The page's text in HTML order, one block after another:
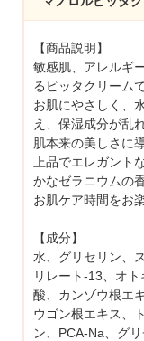
【商品説明】
敏感肌、アレルギ
るピッタクリームで
お肌にやさしく、
え、保湿成分が乱
肌本来の美しさに
上品でエレガント
かなゼラニウムの
お肌ケア時間をお
【成分】
水、グリセリン、
リレート-13、オ
酸、カンゾウ根エ
ウゴン根エキス、
ン、PCA-Na、グ